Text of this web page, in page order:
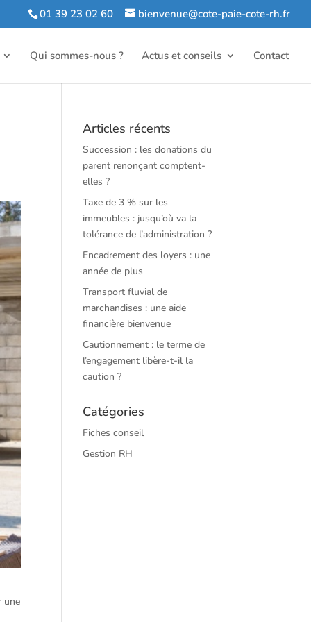
01 39 23 02 60 bienvenue@cote-paie-cote-rh.fr
Qui sommes-nous ? Actus et conseils Contact
une
Articles récents
Succession : les donations du
parent renonçant comptent-
elles ?
Taxe de 3 % sur les
immeubles : jusqu’où va la
tolérance de l’administration ?
Encadrement des loyers : une
année de plus
Transport fluvial de
marchandises : une aide
financière bienvenue
Cautionnement : le terme de
l’engagement libère-t-il la
caution ?
Catégories
Fiches conseil
Gestion RH